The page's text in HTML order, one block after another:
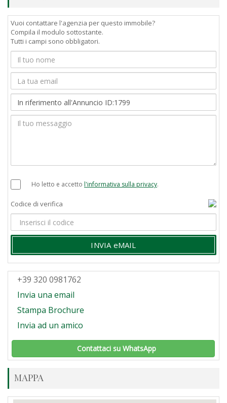
Vuoi contattare l'agenzia per questo immobile?
Compila il modulo sottostante.
Tutti i campi sono obbligatori.
Ho letto e accetto l'informativa sulla privacy.
Codice di verifica
INVIA eMAIL
+39 320 0981762
Invia una email
Stampa Brochure
Invia ad un amico
Contattaci su WhatsApp
MAPPA